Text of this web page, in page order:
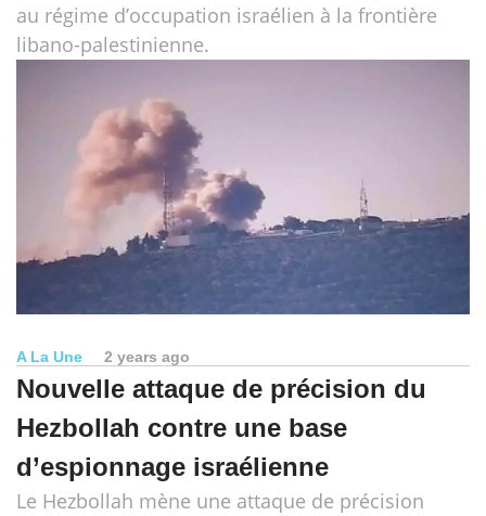
au régime d’occupation israélien à la frontière
libano-palestinienne.
A La Une 2 years ago
Nouvelle attaque de précision du
Hezbollah contre une base
d’espionnage israélienne
Le Hezbollah mène une attaque de précision